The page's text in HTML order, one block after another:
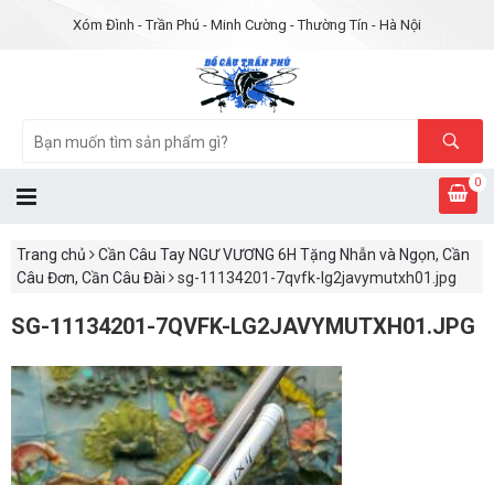
Xóm Đình - Trần Phú - Minh Cường - Thường Tín - Hà Nội
0
Trang chủ
Cần Câu Tay NGƯ VƯƠNG 6H Tặng Nhẫn và Ngọn, Cần
Câu Đơn, Cần Câu Đài
sg-11134201-7qvfk-lg2javymutxh01.jpg
SG-11134201-7QVFK-LG2JAVYMUTXH01.JPG